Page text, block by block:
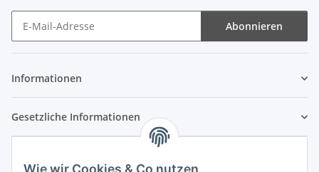
Abonnieren
Informationen
Gesetzliche Informationen